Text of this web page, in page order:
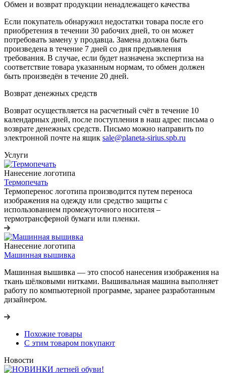
Обмен и возврат продукции ненадлежащего качества
Если покупатель обнаружил недостатки товара после его
приобретения в течении 30 рабочих дней, то он может
потребовать замену у продавца. Замена должна быть
произведена в течение 7 дней со дня предъявления
требования. В случае, если будет назначена экспертиза на
соответствие товара указанным нормам, то обмен должен
быть произведён в течение 20 дней.
Возврат денежных средств
Возврат осуществляется на расчетный счёт в течение 10
календарных дней, после поступления в наш адрес письма о
возврате денежных средств. Письмо можно направить по
электронной почте на ящик sale@planeta-sirius.spb.ru
Услуги
Нанесение логотипа
Термопечать
Термоперенос логотипа производится путем переноса
изображения на одежду или средство защиты с
использованием промежуточного носителя –
термотрансферной бумаги или пленки.
Нанесение логотипа
Машинная вышивка
Машинная вышивка — это способ нанесения изображения на
ткань шёлковыми нитками. Вышивальная машина выполняет
работу по компьютерной программе, заранее разработанным
дизайнером.
Похожие товары
С этим товаром покупают
Новости